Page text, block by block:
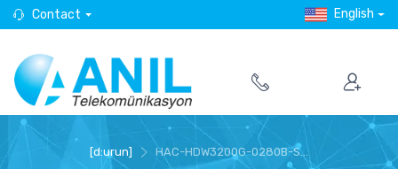
Contact English
[d:urun] HAC-HDW3200G-0280B-S...